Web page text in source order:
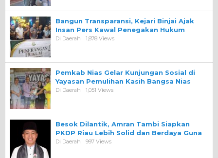
Bangun Transparansi, Kejari Binjai Ajak
Insan Pers Kawal Penegakan Hukum
Di Daerah 1,878 Views
Pemkab Nias Gelar Kunjungan Sosial di
Yayasan Pemulihan Kasih Bangsa Nias
Di Daerah 1,051 Views
Besok Dilantik, Amran Tambi Siapkan
PKDP Riau Lebih Solid dan Berdaya Guna
Di Daerah 997 Views